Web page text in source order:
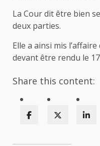
La Cour dit être bien
deux parties.
Elle a ainsi mis
devant être rendu le
Share this content: